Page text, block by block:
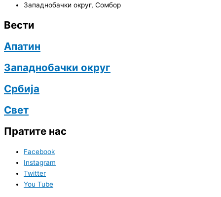
Западнобачки округ, Сомбор
Вести
Апатин
Западнобачки округ
Србија
Свет
Пратите нас
Facebook
Instagram
Twitter
You Tube